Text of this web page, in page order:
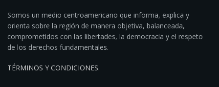
Somos un medio centroamericano que informa, explica y
orienta sobre la región de manera objetiva, balanceada,
comprometidos con las libertades, la democracia y el respeto
de los derechos fundamentales.
TÉRMINOS Y CONDICIONES.